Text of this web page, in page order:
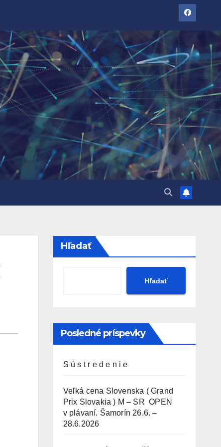
Hľadať
Hľadať
Posledné príspevky
S ú s t r e d e n i e
Veľká cena Slovenska ( Grand
Prix Slovakia ) M – SR OPEN
v plávaní. Šamorín 26.6. –
28.6.2026